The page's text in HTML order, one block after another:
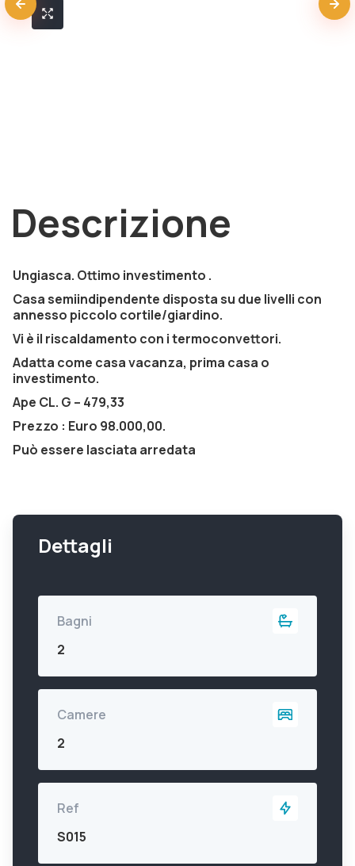
Descrizione
Ungiasca. Ottimo investimento .
Casa semiindipendente disposta su due livelli con
annesso piccolo cortile/giardino.
Vi è il riscaldamento con i termoconvettori.
Adatta come casa vacanza, prima casa o
investimento.
Ape CL. G – 479,33
Prezzo : Euro 98.000,00.
Può essere lasciata arredata
Dettagli
Bagni
2
Camere
2
Ref
S015